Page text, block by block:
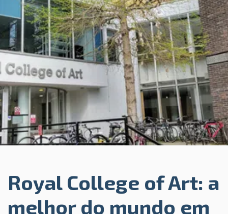
Royal College of Art: a
melhor do mundo em